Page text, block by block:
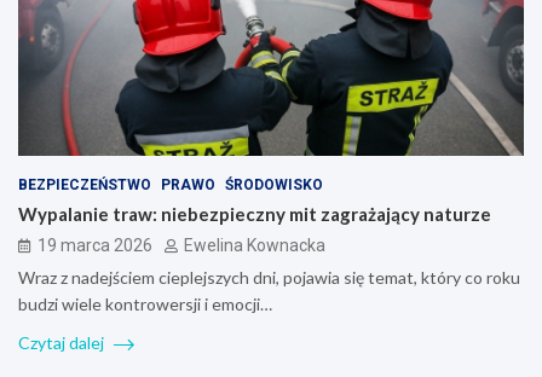
BEZPIECZEŃSTWO PRAWO ŚRODOWISKO
Wypalanie traw: niebezpieczny mit zagrażający naturze
19 marca 2026 Ewelina Kownacka
Wraz z nadejściem cieplejszych dni, pojawia się temat, który co roku
budzi wiele kontrowersji i emocji…
Czytaj dalej